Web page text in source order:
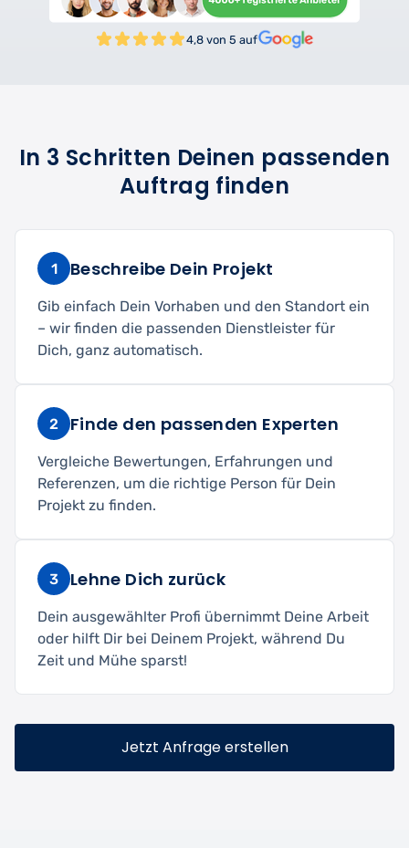
4,8 von 5 auf
In 3 Schritten Deinen passenden
Auftrag finden
1 Beschreibe Dein Projekt
Gib einfach Dein Vorhaben und den Standort ein
– wir finden die passenden Dienstleister für
Dich, ganz automatisch.
2 Finde den passenden Experten
Vergleiche Bewertungen, Erfahrungen und
Referenzen, um die richtige Person für Dein
Projekt zu finden.
3 Lehne Dich zurück
Dein ausgewählter Profi übernimmt Deine Arbeit
oder hilft Dir bei Deinem Projekt, während Du
Zeit und Mühe sparst!
Jetzt Anfrage erstellen